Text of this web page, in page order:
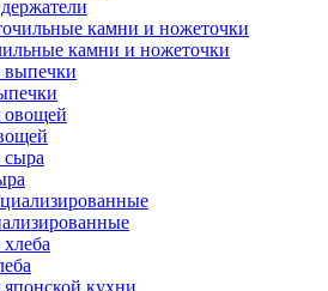
камни и ножеточки